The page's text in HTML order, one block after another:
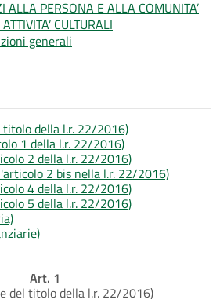
ALLA PERSONA E ALLA COMUNITA’
CULTURALI
generali
della l.r. 22/2016)
1 della l.r. 22/2016)
2 della l.r. 22/2016)
2 bis nella l.r. 22/2016)
4 della l.r. 22/2016)
5 della l.r. 22/2016)
Art. 1
del titolo della l.r. 22/2016)